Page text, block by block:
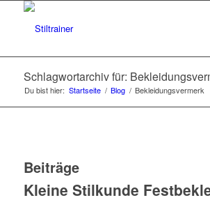
Schlagwortarchiv für:
Du bist hier: Startseite / Blog / Bekleidungsvermerk
Beiträge
Kleine Stilkunde